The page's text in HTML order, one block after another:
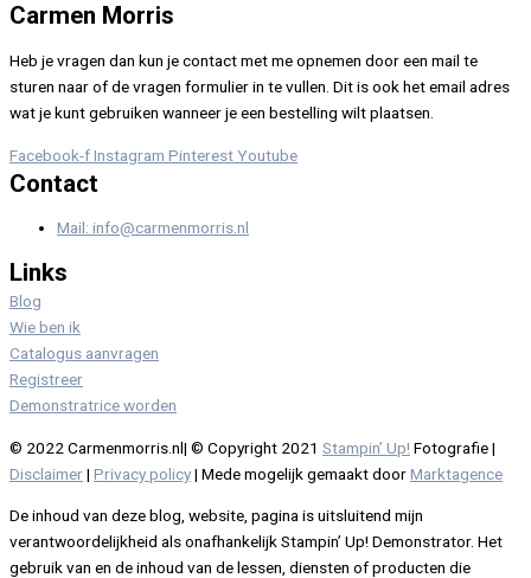
Carmen Morris
Heb je vragen dan kun je contact met me opnemen door een mail te
sturen naar of de vragen formulier in te vullen. Dit is ook het email adres
wat je kunt gebruiken wanneer je een bestelling wilt plaatsen.
Facebook-fInstagram PinterestYoutube
Contact
Mail: info@carmenmorris.nl
Links
Blog
Wie ben ik
Catalogus aanvragen
Registreer
Demonstratrice worden
© 2022 Carmenmorris.nl| © Copyright 2021 Stampin’ Up! Fotografie |
Disclaimer| Privacy policy| Mede mogelijk gemaakt doorMarktagence
De inhoud van deze blog, website, pagina is uitsluitend mijn
verantwoordelijkheid als onafhankelijk Stampin’ Up! Demonstrator. Het
gebruik van en de inhoud van de lessen, diensten of producten die